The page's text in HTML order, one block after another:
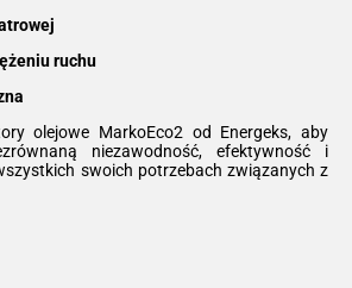
ruchu
olejowe MarkoEco2 od Energeks, aby
niezawodność, efektywność i
swoich potrzebach związanych z